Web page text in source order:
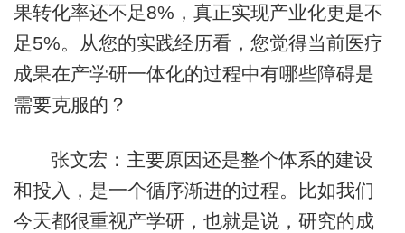
果转化率还不足8%，真正实现产业化更是不
足5%。从您的实践经历看，您觉得当前医疗
成果在产学研一体化的过程中有哪些障碍是
需要克服的？
张文宏：主要原因还是整个体系的建设
和投入，是一个循序渐进的过程。比如我们
今天都很重视产学研，也就是说，研究的成